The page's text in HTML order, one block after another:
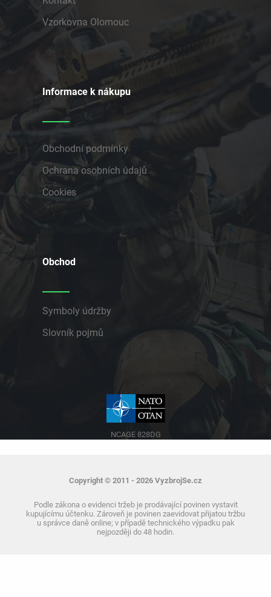
Vzorkovna Olomouc
Informace k nákupu
Obchodní podmínky
Ochrana osobních údajů
Cookies
Obchod
Symboly údržby
Slovník pojmů
NCAGE 828DG
Copyright © 2011 - 2026 VyzbrojSe.cz
Podle zákona o evidenci tržeb je prodávající povinen vystavit
kupujícímu účtenku. Zároveň je povinen zaevidovat přijatou tržbu
u správce daně online; v případě technického výpadku pak
nejpozději do 48 hodin.